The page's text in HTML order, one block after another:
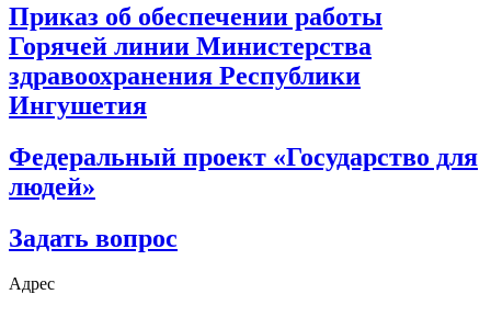
Приказ об обеспечении работы
Горячей линии Министерства
здравоохранения Республики
Ингушетия
Федеральный проект «Государство для
людей»
Задать вопрос
Адрес